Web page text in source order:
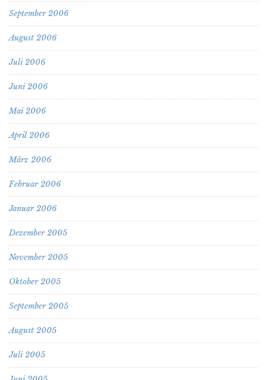
September 2006
August 2006
Juli 2006
Juni 2006
Mai 2006
April 2006
März 2006
Februar 2006
Januar 2006
Dezember 2005
November 2005
Oktober 2005
September 2005
August 2005
Juli 2005